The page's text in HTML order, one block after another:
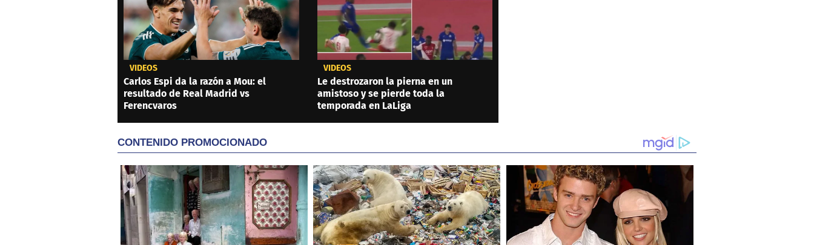
VIDEOS
Carlos Espi da la razón a Mou: el
resultado de Real Madrid vs
Ferencvaros
VIDEOS
Le destrozaron la pierna en un
amistoso y se pierde toda la
temporada en LaLiga